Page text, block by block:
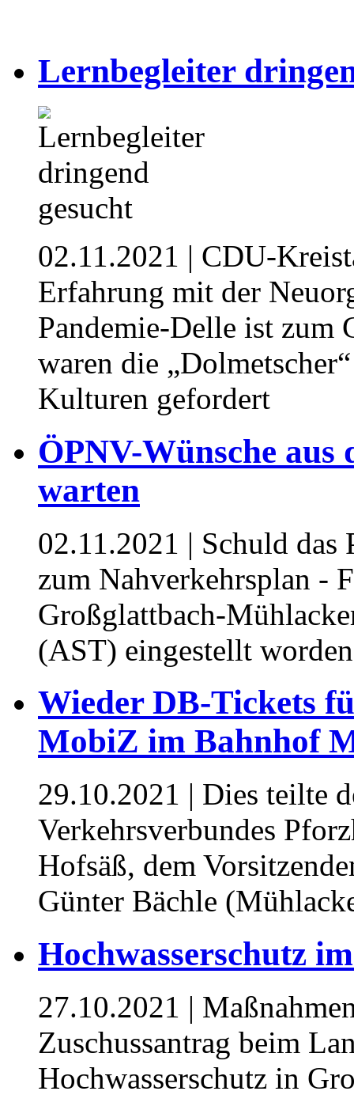
Lernbegleiter
02.11.2021 | CDU-
Erfahrung mit der
Pandemie-Delle ist zum
waren die
Kulturen gefordert
ÖPNV-Wünsche aus
warten
02.11.2021 | Schuld das
zum Nahverkehrsplan -
Großglattbach-
(AST) eingestellt
Wieder DB-Tickets
MobiZ im Bahnhof
29.10.2021 | Dies teilte
Verkehrsverbundes
Hofsäß, dem
Günter Bächle
Hochwasserschutz
27.10.2021 |
Zuschussantrag beim
Hochwasserschutz in